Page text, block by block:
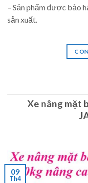
– Sản phẩm được bảo
sản xuất.
Xe nâng mặt
09
Th4